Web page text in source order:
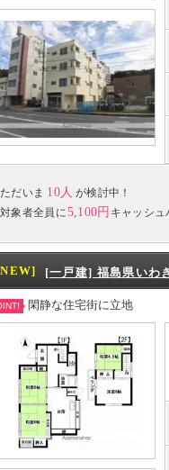
ただいま 10人 が検討中！
対象者全員に5,100円 キャッシュ
[一戸建] 福島県いわ
閑静な住宅街に立地